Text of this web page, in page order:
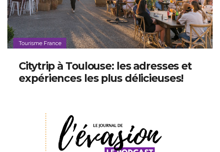
Tourisme France
Citytrip à Toulouse: les adresses et
expériences les plus délicieuses!